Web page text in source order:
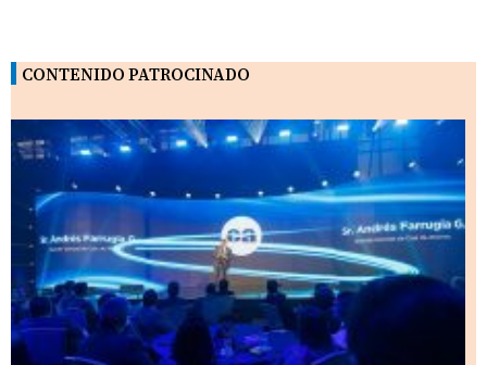
CONTENIDO PATROCINADO